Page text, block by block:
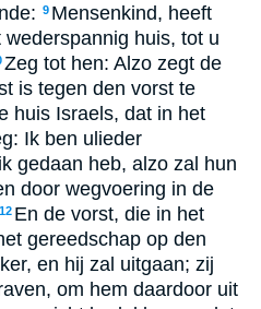
9 Mensenkind, heeft
huis, tot u
Zeg tot hen: Alzo zegt de
is tegen den vorst te
huis Israels, dat in het
Ik ben ulieder
gedaan heb, alzo zal hun
door wegvoering in de
12 En de vorst, die in het
gereedschap op den
en hij zal uitgaan; zij
om hem daardoor uit